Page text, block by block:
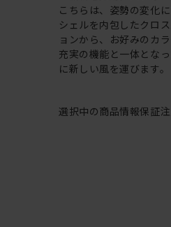
こちらは、姿勢の変化
シェルを内包したクロ
ョンから、お好みのカ
充実の機能と一体とな
に新しい風を運びます。
選択中の商品情報保証